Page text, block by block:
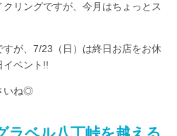
リングですが、今月はちょっとス
が、7/23（日）は終日お店をお休
イベント!!
いね◎